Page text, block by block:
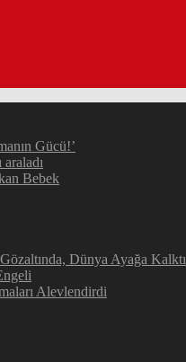
Gücü!’
Bebek
Dünya Ayağa Kalktı
Alevlendirdi